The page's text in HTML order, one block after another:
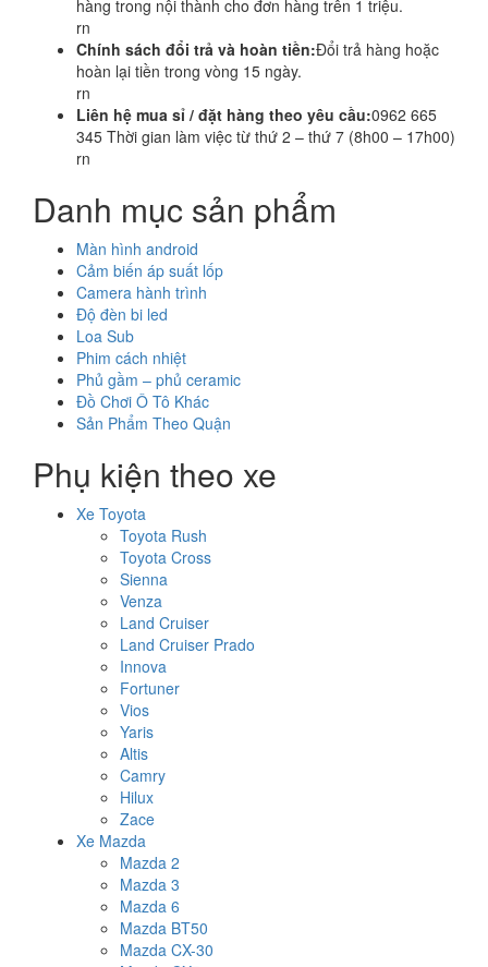
hàng trong nội thành cho đơn hàng trên 1 triệu.
rn
Chính sách đổi trả và hoàn tiền:Đổi trả hàng hoặc
hoàn lại tiền trong vòng 15 ngày.
rn
Liên hệ mua sỉ / đặt hàng theo yêu cầu:0962 665
345 Thời gian làm việc từ thứ 2 – thứ 7 (8h00 – 17h00)
rn
Danh mục sản phẩm
Màn hình android
Cảm biến áp suất lốp
Camera hành trình
Độ đèn bi led
Loa Sub
Phim cách nhiệt
Phủ gầm – phủ ceramic
Đồ Chơi Ô Tô Khác
Sản Phẩm Theo Quận
Phụ kiện theo xe
Xe Toyota
Toyota Rush
Toyota Cross
Sienna
Venza
Land Cruiser
Land Cruiser Prado
Innova
Fortuner
Vios
Yaris
Altis
Camry
Hilux
Zace
Xe Mazda
Mazda 2
Mazda 3
Mazda 6
Mazda BT50
Mazda CX-30